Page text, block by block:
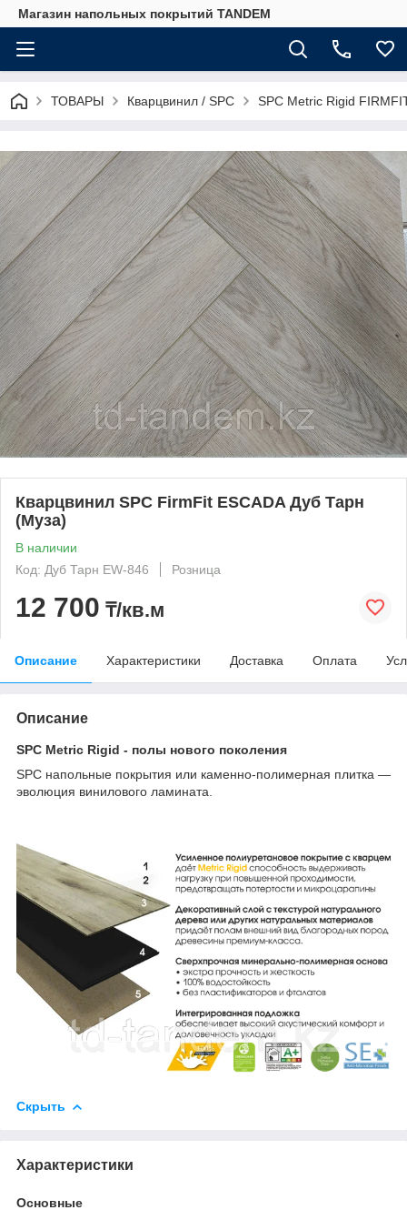
Магазин напольных покрытий TANDEM
ТОВАРЫ Кварцвинил / SPC SPC Metric Rigid
Кварцвинил SPC FirmFit ESCADA Дуб Тарн
(Муза)
В наличии
Код: Дуб Тарн EW-846
Розница
12 700 ₸/кв.м
Описание Характеристики Доставка Оплата
Описание
SPC Metric Rigid - полы нового поколения
SPC напольные покрытия или каменно-полимерная плитка —
эволюция винилового ламината.
Скрыть
Характеристики
Основные